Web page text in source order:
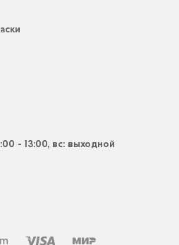
- 13:00, вс: выходной